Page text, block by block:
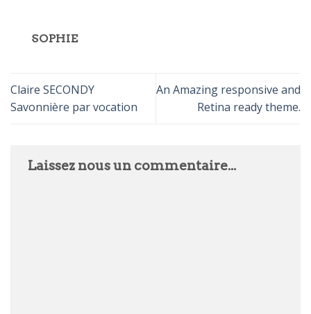
SOPHIE
Claire SECONDY
Savonnière par vocation
An Amazing responsive and
Retina ready theme.
Laissez nous un commentaire...